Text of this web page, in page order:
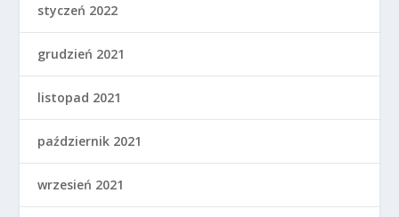
styczeń 2022
grudzień 2021
listopad 2021
październik 2021
wrzesień 2021